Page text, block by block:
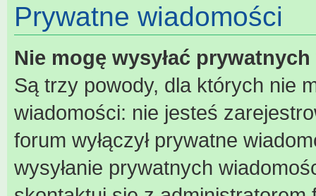
Prywatne wiadomości
Nie mogę wysyłać
Są trzy powody, dla których nie
wiadomości: nie jesteś
forum wyłączył prywatne
wysyłanie prywatnych